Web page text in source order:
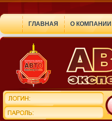
ГЛАВНАЯ О КОМПАНИИ